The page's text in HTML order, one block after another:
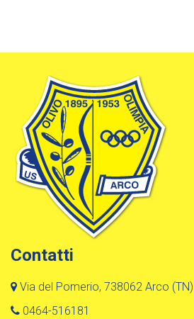
Contatti
Via del Pomerio, 738062 Arco (TN)
0464-516181